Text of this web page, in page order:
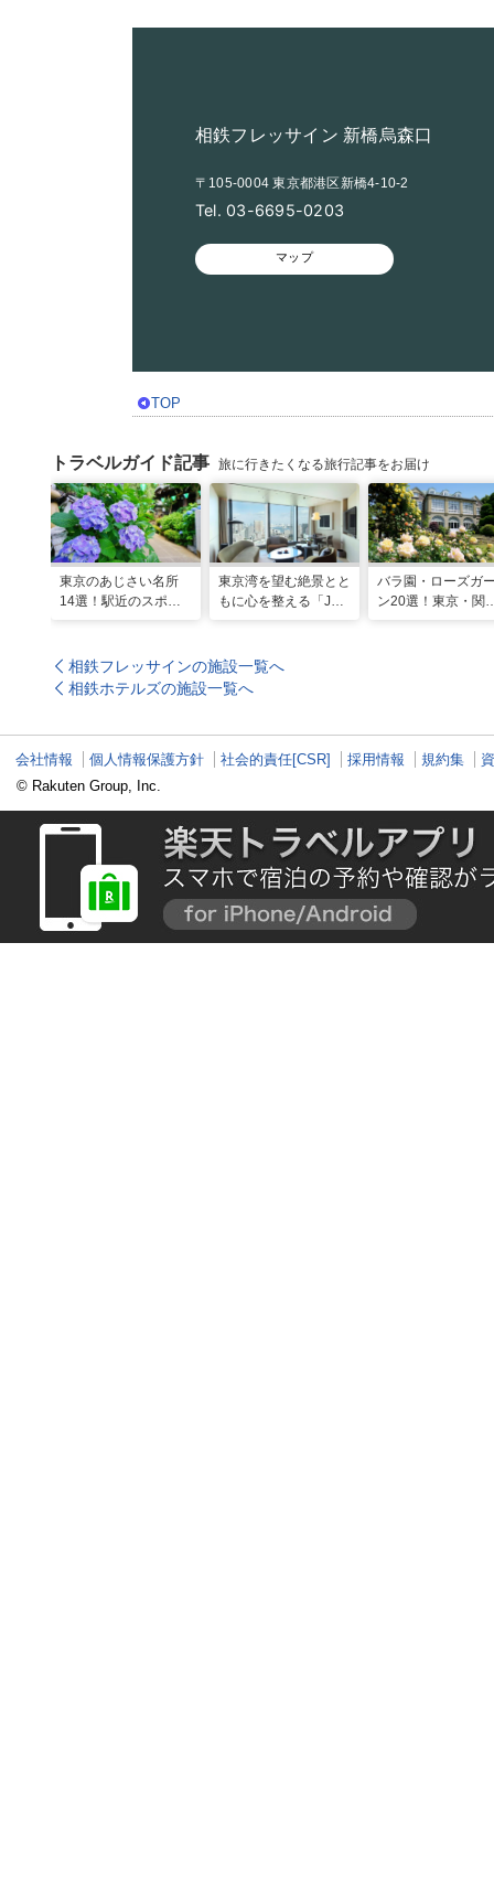
相鉄フレッサイン 新橋烏森口
〒105-0004 東京都港区新橋4-10-2
Tel. 03-6695-0203
マップ
TOP
トラベルガイド記事 旅に行きたくなる旅行記事をお届け
東京のあじさい名所
14選！駅近のスポッ
東京湾を望む絶景とと
もに心を整える「JW
な滞在
バラ園・ローズガ
ン20選！東京・関
相鉄フレッサインの施設一覧へ
相鉄ホテルズの施設一覧へ
会社情報 個人情報保護方針 社会的責任[CSR] 採用情報 規約集
© Rakuten Group, Inc.